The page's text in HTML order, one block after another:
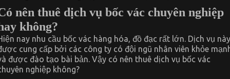
nên thuê dịch vụ bốc vác chuyên nghiệp
không?
nay nhu cầu bốc vác hàng hóa, đồ đạc rất lớn. Dịch vụ này
cung cấp bởi các công ty có đội ngũ nhân viên khỏe
được đào tạo bài bản. Vậy có nên thuê dịch vụ bốc vác
nghiệp không?